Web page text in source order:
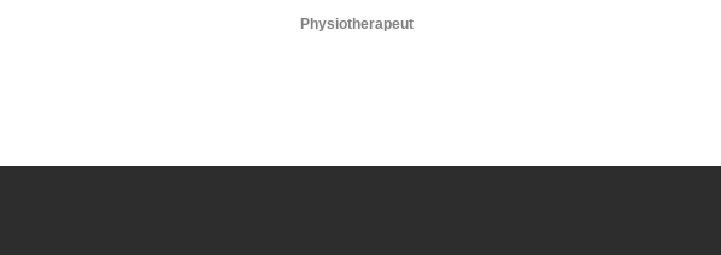
Physiotherapeut